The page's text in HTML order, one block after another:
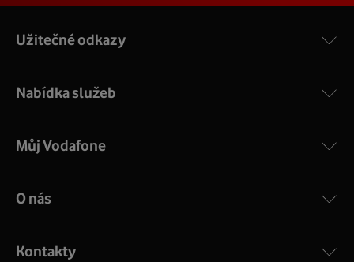
COMPAL CH7465VF
silný signál pro celou domácnost. Kompaktní rozměry 21
Užitečné odkazy
Nabídka služeb
Můj Vodafone
O nás
Kontakty